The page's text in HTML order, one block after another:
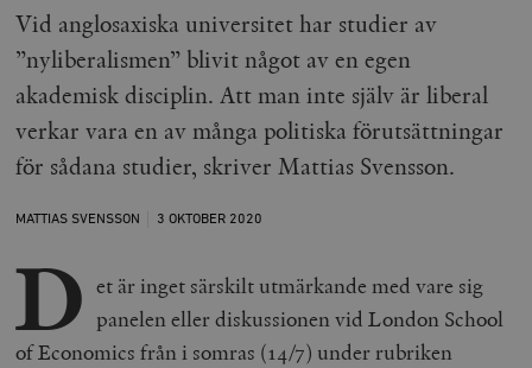
Vid anglosaxiska universitet har studier av
”nyliberalismen” blivit något av en egen
akademisk disciplin. Att man inte själv är liberal
verkar vara en av många politiska förutsättningar
för sådana studier, skriver Mattias Svensson.
MATTIAS SVENSSON 3 OKTOBER 2020
D et är inget särskilt utmärkande med vare sig
panelen eller diskussionen vid London School
of Economics från i somras (14/7) under rubriken